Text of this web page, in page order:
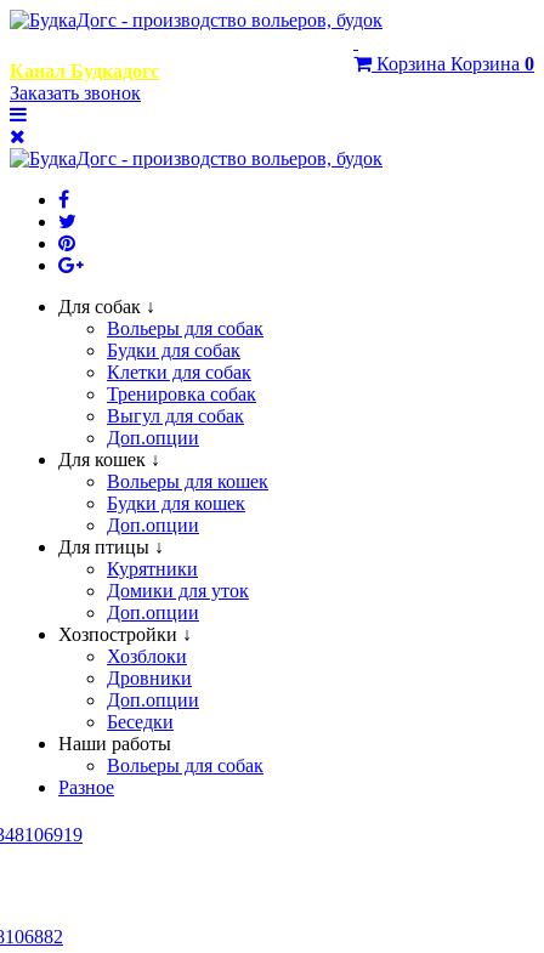
Корзина Корзина 0
Канал Будкадогс
Заказать звонок
Для собак ↓
Вольеры для собак
Будки для собак
Клетки для собак
Тренировка собак
Выгул для собак
Доп.опции
Для кошек ↓
Вольеры для кошек
Будки для кошек
Доп.опции
Для птицы ↓
Курятники
Домики для уток
Доп.опции
Хозпостройки ↓
Хозблоки
Дровники
Доп.опции
Беседки
Наши работы
Вольеры для собак
Разное